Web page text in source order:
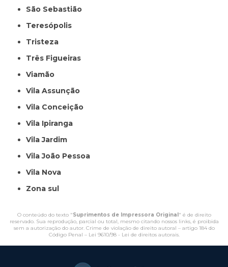
São Sebastião
Teresópolis
Tristeza
Três Figueiras
Viamão
Vila Assunção
Vila Conceição
Vila Ipiranga
Vila Jardim
Vila João Pessoa
Vila Nova
Zona sul
O conteúdo do texto "Suprimentos de Impressora Original" é de direito
reservado. Sua reprodução, parcial ou total, mesmo citando nossos links, é proibida
sem a autorização do autor. Crime de violação de direito autoral – artigo 184 do
Código Penal – Lei 9610/98 - Lei de direitos autorais.